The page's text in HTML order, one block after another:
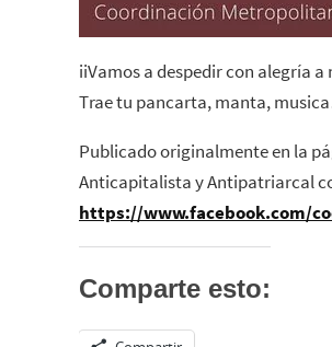
iiVamos a despedir con alegría
Trae tu pancarta, manta,
Publicado originalmente en la
Anticapitalista y Antipatriarcal
https://www.facebook.com/
Comparte esto: